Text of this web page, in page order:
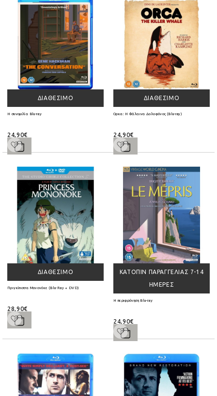
ΔΙΑΘΈΣΙΜΟ
Η συνομιλία Blu-ray
24,90€
ΔΙΑΘΈΣΙΜΟ
Ορκα: Η Φάλαινα Δολοφόνος (Blu-ray)
24,90€
ΔΙΑΘΈΣΙΜΟ
Πριγκίπισσα Μονονόκε (Blu-Ray + DVD)
28,90€
ΚΑΤΌΠΙΝ ΠΑΡΑΓΓΕΛΊΑΣ 7-14
ΗΜΈΡΕΣ
Η περιφρόνηση Blu-ray
24,90€